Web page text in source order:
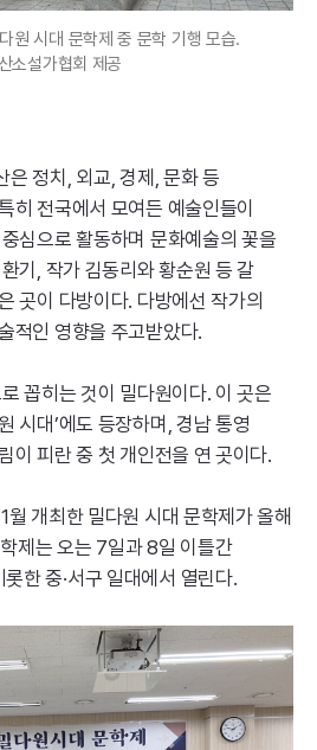
원 시대 문학제 중 문학 기행 모습.
소설가협회 제공
은 정치, 외교, 경제, 문화 등
히 전국에서 모여든 예술인들이
심으로 활동하며 문화예술의 꽃을
기, 작가 김동리와 황순원 등 갈
곳이 다방이다. 다방에선 작가의
적인 영향을 주고받았다.
꼽히는 것이 밀다원이다. 이 곳은
시대’에도 등장하며, 경남 통영
이 피란 중 첫 개인전을 연 곳이다.
월 개최한 밀다원 시대 문학제가 올해
제는 오는 7일과 8일 이틀간
한 중·서구 일대에서 열린다.